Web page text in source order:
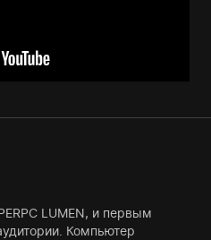
LUMEN, и первым
Компьютер